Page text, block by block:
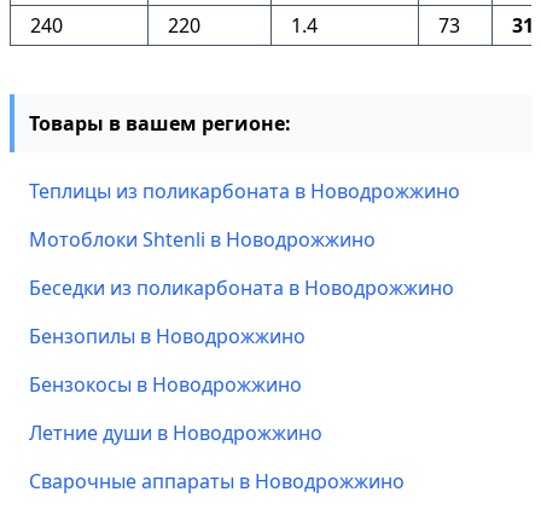
240
220 1.4 73
Товары в вашем регионе:
Теплицы из поликарбоната в Новодрожжино
Мотоблоки Shtenli в Новодрожжино
Беседки из поликарбоната в Новодрожжино
Бензопилы в Новодрожжино
Бензокосы в Новодрожжино
Летние души в Новодрожжино
Сварочные аппараты в Новодрожжино